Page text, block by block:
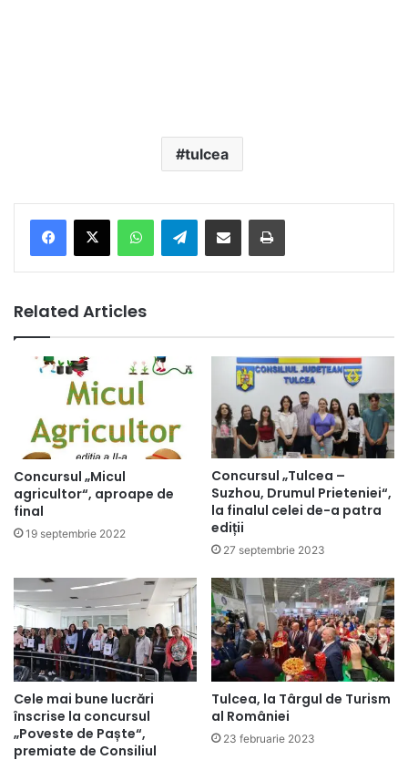
tulcea
Telegram
Related Articles
Concursul „Micul
agricultor“, aproape de
final
19 septembrie 2022
Concursul „Tulcea –
Suzhou, Drumul Prieteniei“,
la finalul celei de-a patra
ediții
27 septembrie 2023
Cele mai bune lucrări
înscrise la concursul
„Poveste de Paște“,
premiate de Consiliul
Tulcea, la Târgul de Turism
al României
23 februarie 2023